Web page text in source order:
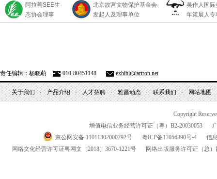
阿拉善SEE生
态协会理事
北京故宫文物保护基金会
发起人及理事单位
吴作人国
年策展人专
责任编辑：杨晓萌 010-80451148 exhibit@artron.net
关于我们 产品介绍 人才招聘 雅昌动态 联系我们 网站地图
Copyright
增值电信业务经营许可证（粤） B2-20030053
京公网安备 11011302000792号
粤ICP备17056390号-4
信
网络文化经营许可证粤网文 ［2018］3670-1221号 网络出版服务许可证 （总